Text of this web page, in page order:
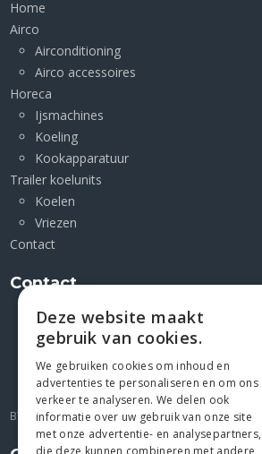
Home
Airco
Airconditioning
Airco accessoires
Horeca
Ijsmachines
Koeling
Kookapparatuur
Trailer koelunits
Koelen
Vriezen
Contact
Contact
Kleimoer 1 F
9030 Mariakerke
+32 9/2823227
gio@jesco4u.be
BTW BE 0439.072.676
Deze website maakt
gebruik van cookies.
We gebruiken cookies om inhoud en
advertenties te personaliseren en om ons
verkeer te analyseren. We delen ook
informatie over uw gebruik van onze site
met onze advertentie- en analysepartners,
die deze kunnen combineren met andere